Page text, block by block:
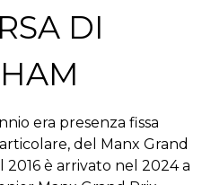
DI
era presenza fissa
del Manx Grand
2016 è arrivato nel 2024 a